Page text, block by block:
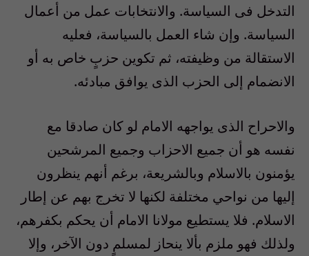
التدخل فى السياسة. والانتخابات عمل من أعمال
السياسة. وإن شاء العمل بالسياسة، فعليه
الاستقالة من وظيفته، ثم تكوين حزبٍ خاص به أو
الانضمام إلى الحزب الذى يوافق مبادئه.
والاحراح الذى يواجهه الامام لو كان صادقا مع
نفسه هو أن جميع الاحزاب وجميع المرشحين
يؤمنون بالاسلام وبالشريعة، برغم أنهم ينظرون
إليها من نواحي مختلفة لكنها لا تخرج بهم عن إطار
الاسلام. فلا يستطيع مولانا الامام أن يحكم بكفرهم،
ولذلك فهو ملزم بألا ينحاز لمسلمٍ دون الآخر، وإلا